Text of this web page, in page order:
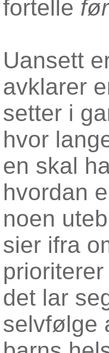
fortelle før
Uansett
avklarer
setter i
hvor
en skal
hvordan
noen
sier ifra
det lar
selvfølge